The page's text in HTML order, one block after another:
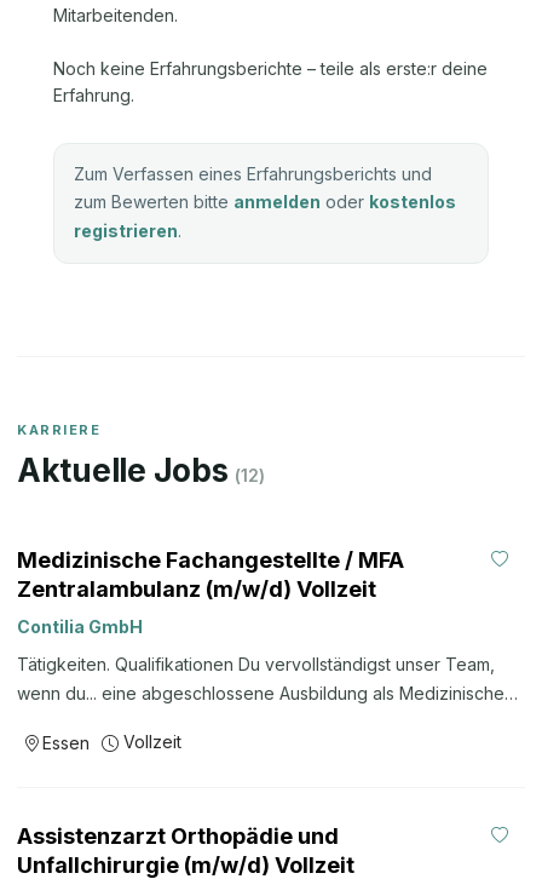
Mitarbeitenden.
Noch keine Erfahrungsberichte – teile als erste:r deine
Erfahrung.
Zum Verfassen eines Erfahrungsberichts und
zum Bewerten bitte anmelden oder kostenlos
registrieren.
KARRIERE
Aktuelle Jobs (12)
Medizinische Fachangestellte / MFA
Zentralambulanz (m/w/d) Vollzeit
Contilia GmbH
Tätigkeiten. Qualifikationen Du vervollständigst unser Team,
wenn du... eine abgeschlossene Ausbildung als Medizinische
Berufserfahrung, idealerweise in der Kardiologie hast. über
Engagement mitbringst. Zusätzliche Informationen Warum wir?
Contilia.CARE: Contilia.CARE steht dir und deiner Familie zur
Essen Vollzeit
Assistenzarzt Orthopädie und
Unfallchirurgie (m/w/d) Vollzeit